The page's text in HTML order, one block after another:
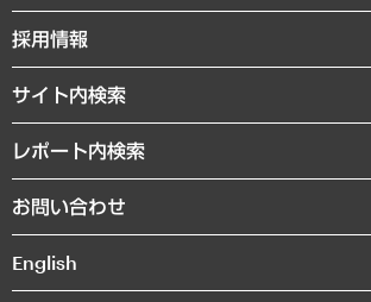
GRC（ガバナンス・リスク・コンプライアンス）・防
経済・産業・雇用・労働
まちづくり・観光・交通・スポーツ・スマートシティ
自然資源・農林水産業・食料システム
経営用語集
受託・受注実績（官公庁関連）
メディア掲載・出演
社長メッセージ
会社概要
沿革
組織図・本部部室紹介
インドネシア現地法人
ニュースリリース
お知らせ
採用情報
サイト内検索
レポート内検索
お問い合わせ
English